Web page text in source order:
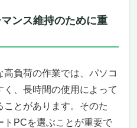
ングに最適な高性能モ
SSDで大容量の作業を快
レート対応の16インチ大
に対応、MS Office 2019
ンス維持のために重
負荷の作業では、パソコ
、長時間の使用によって
とがあります。そのた
トPCを選ぶことが重要で